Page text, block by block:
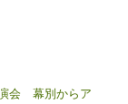
会 幕別からア